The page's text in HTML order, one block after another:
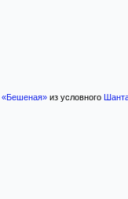
«Бешеная»из условного